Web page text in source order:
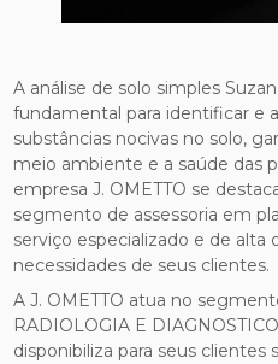
A análise de solo simples
fundamental para identificar e
substâncias nocivas no solo,
meio ambiente e a saúde das
empresa J. OMETTO se
segmento de assessoria em
serviço especializado e de alta
necessidades de seus clientes.
A J. OMETTO atua no
RADIOLOGIA E
disponibiliza para seus clientes